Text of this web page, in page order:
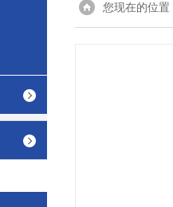
您现在的位置